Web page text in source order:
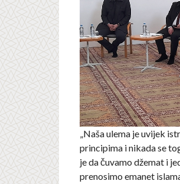
„Naša ulema je uvijek
principima i nikada se
je da čuvamo džemat i
prenosimo emanet